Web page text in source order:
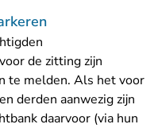
de zitting zijn
te melden. Als het voor
derden aanwezig zijn
daarvoor (via hun